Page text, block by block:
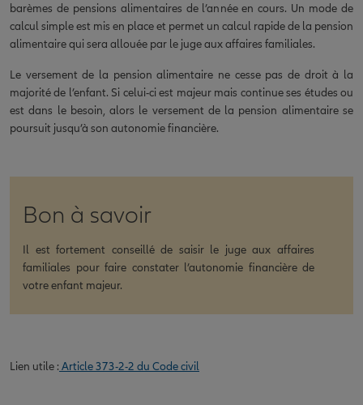
barèmes de pensions alimentaires de l’année en cours. Un mode de
calcul simple est mis en place et permet un calcul rapide de la pension
alimentaire qui sera allouée par le juge aux affaires familiales.
Le versement de la pension alimentaire ne cesse pas de droit à la
majorité de l’enfant. Si celui-ci est majeur mais continue ses études ou
est dans le besoin, alors le versement de la pension alimentaire se
poursuit jusqu’à son autonomie financière.
Bon à savoir
Il est fortement conseillé de saisir le juge aux affaires
familiales pour faire constater l’autonomie financière de
votre enfant majeur.
Lien utile : Article 373-2-2 du Code civil